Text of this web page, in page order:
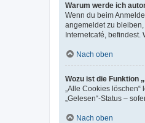
Warum werde ich
Wenn du beim
angemeldet zu
Internetcafé, befindest.
Nach oben
Wozu ist die Funktion
„Alle Cookies
„Gelesen“-Status –
Nach oben